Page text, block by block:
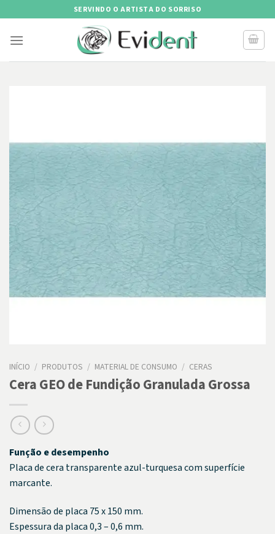
to
content
SERVINDO O ARTISTA DO SORRISO
INÍCIO / PRODUTOS / MATERIAL DE CONSUMO / CERAS
Cera GEO de Fundição Granulada Grossa
Função e desempenho
Placa de cera transparente azul-turquesa com superfície
marcante.
Dimensão de placa 75 x 150 mm.
Espessura da placa 0,3 – 0,6 mm.